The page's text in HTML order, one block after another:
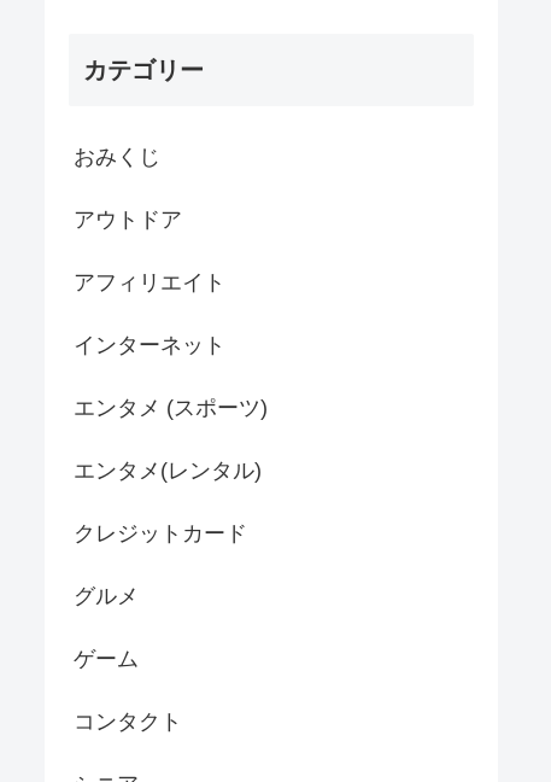
カテゴリー
おみくじ
アウトドア
アフィリエイト
インターネット
エンタメ (スポーツ)
エンタメ(レンタル)
クレジットカード
グルメ
ゲーム
コンタクト